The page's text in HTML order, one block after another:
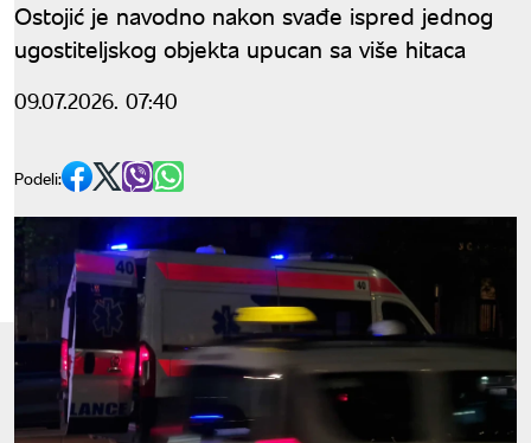
Ostojić je navodno nakon svađe ispred jednog
ugostiteljskog objekta upucan sa više hitaca
09.07.2026. 07:40
Podeli: